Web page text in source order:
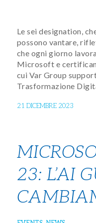
Le sei designation,
possono vantare,
che ogni giorno
Microsoft e
cui Var Group
Trasformazione
21 DICEMBRE 2023
23: L’AI